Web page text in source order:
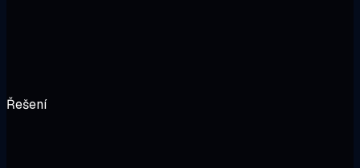
Řešení